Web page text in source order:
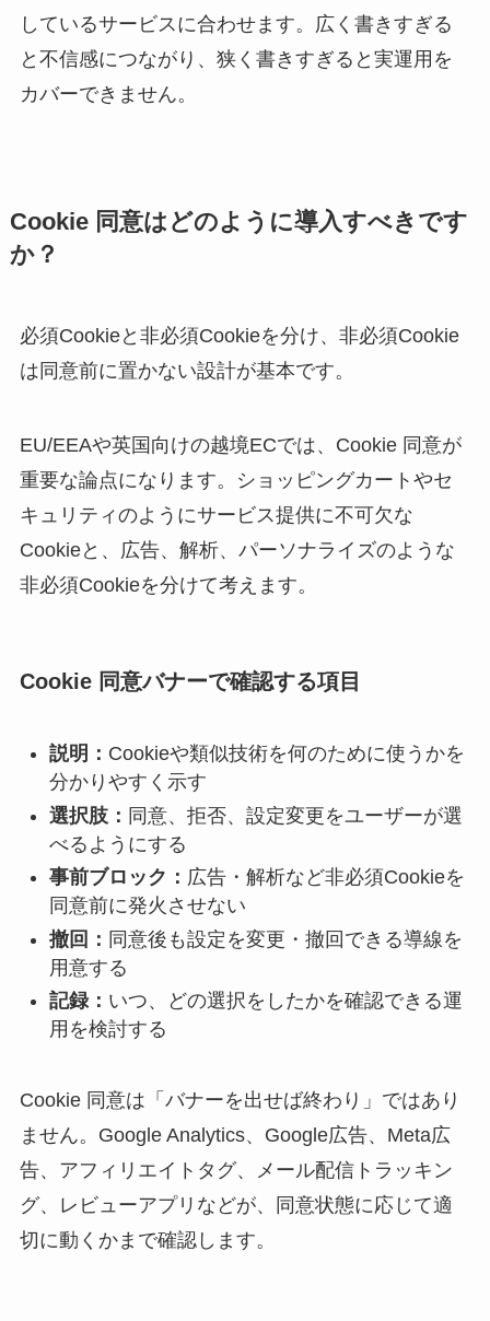
しているサービスに合わせます。広く書きすぎる
と不信感につながり、狭く書きすぎると実運用を
カバーできません。
Cookie 同意はどのように導入すべきです
か？
必須Cookieと非必須Cookieを分け、非必須Cookie
は同意前に置かない設計が基本です。
EU/EEAや英国向けの越境ECでは、Cookie 同意が
重要な論点になります。ショッピングカートやセ
キュリティのようにサービス提供に不可欠な
Cookieと、広告、解析、パーソナライズのような
非必須Cookieを分けて考えます。
Cookie 同意バナーで確認する項目
説明： Cookieや類似技術を何のために使うかを
分かりやすく示す
選択肢： 同意、拒否、設定変更をユーザーが選
べるようにする
事前ブロック： 広告・解析など非必須Cookieを
同意前に発火させない
撤回： 同意後も設定を変更・撤回できる導線を
用意する
記録： いつ、どの選択をしたかを確認できる運
用を検討する
Cookie 同意は「バナーを出せば終わり」ではあり
ません。Google Analytics、Google広告、Meta広
告、アフィリエイトタグ、メール配信トラッキン
グ、レビューアプリなどが、同意状態に応じて適
切に動くかまで確認します。